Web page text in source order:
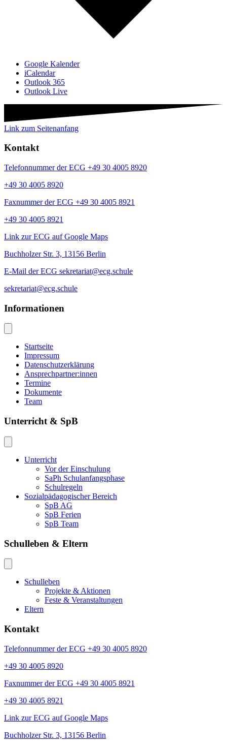
Google Kalender
iCalendar
Outlook 365
Outlook Live
Link zum Seitenanfang
Kontakt
Telefonnummer der ECG +49 30 4005 8920
+49 30 4005 8920
Faxnummer der ECG +49 30 4005 8921
+49 30 4005 8921
Link zur ECG auf Google Maps
Buchholzer Str. 3, 13156 Berlin
E-Mail der ECG sekretariat@ecg.schule
sekretariat@ecg.schule
Informationen
Startseite
Impressum
Datenschutzerklärung
Ansprechpartner:innen
Termine
Dokumente
Team
Unterricht & SpB
Unterricht
Vor der Einschulung
SaPh Schulanfangsphase
Schulregeln
Sozialpädagogischer Bereich
SpB AG
SpB Ferien
SpB Team
Schulleben & Eltern
Schulleben
Projekte & Aktionen
Feste & Veranstaltungen
Eltern
Kontakt
Telefonnummer der ECG +49 30 4005 8920
+49 30 4005 8920
Faxnummer der ECG +49 30 4005 8921
+49 30 4005 8921
Link zur ECG auf Google Maps
Buchholzer Str. 3, 13156 Berlin